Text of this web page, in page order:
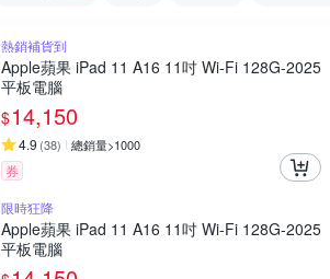
熱銷補貨到
Apple蘋果 iPad 11 A16 11吋 Wi-Fi 128G-2025
平板電腦
$14,150
4.9 (38) 總銷量>1000
券
限時狂降
Apple蘋果 iPad 11 A16 11吋 Wi-Fi 128G-2025
平板電腦